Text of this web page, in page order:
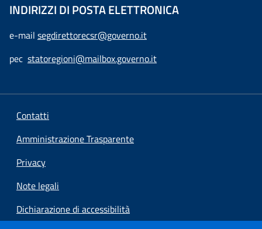
INDIRIZZI DI POSTA ELETTRONICA
e-mail segdirettorecsr@governo.it
pec statoregioni@mailbox.governo.it
Contatti
Amministrazione Trasparente
Privacy
Note legali
Dichiarazione di accessibilità